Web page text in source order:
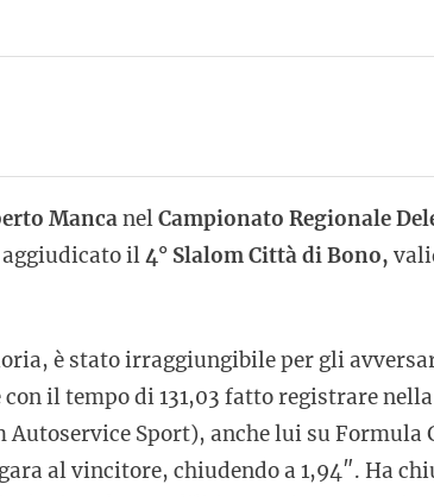
MancanelCampionato Regionale
il4° Slalom Città di Bono,
è stato irraggiungibile per gli
il tempo di 131,03 fatto registrare
Autoservice Sport), anche lui su Formula
al vincitore, chiudendo a 1,94″. Ha